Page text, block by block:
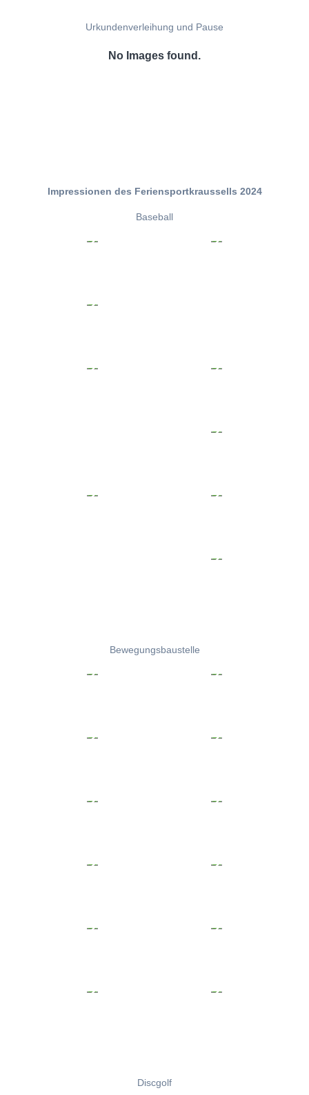
Urkundenverleihung und Pause
No Images found.
Impressionen des Feriensportkraussells 2024
Baseball
Bewegungsbaustelle
Discgolf